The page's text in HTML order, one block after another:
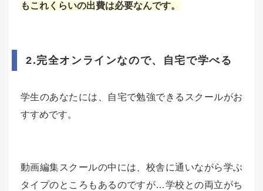
もこれくらいの出費は必要なんです。
2.完全オンラインなので、自宅で学べる
学生のあなたには、自宅で勉強できるスクールがお
すすめです。
動画編集スクールの中には、校舎に通いながら学ぶ
タイプのところもあるのですが…学校との両立がち